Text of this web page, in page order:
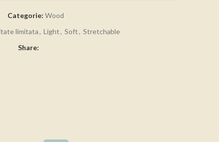
Categorie: Wood
limitata, Light, Soft, Stretchable
Share: